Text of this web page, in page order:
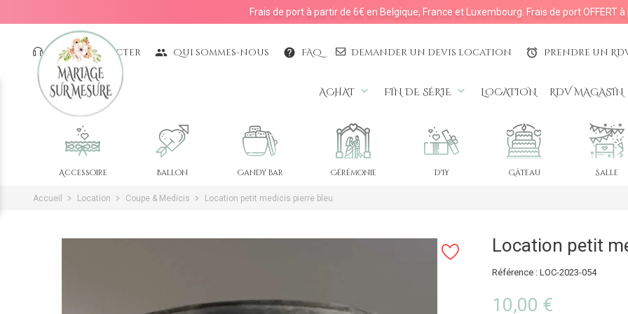
Frais de port à partir de 6€ en Belgique, France et Luxembourg. Frais de port OFFERT à
Nous contacter people Qui sommes-nous help FAQ Demander un devis location access_alarms Prendre un
ACHAT keyboard_arrow_down FIN DE SÉRIE keyboard_arrow_down LOCATION RDV MAGASIN
Accessoire Ballon Candy bar Cérémonie DIY Gâteau Salle
Accueil Location Coupe & Medicis Location petit medicis pierre bleu
Location petit
Référence : LOC-2023-054
10,00 €